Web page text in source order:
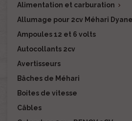
Alimentation et carburation 
Allumage pour 2cv Méhari
Ampoules 12 et 6 volts
Autocollants 2cv
Avertisseurs
Bâches de Méhari
Boites de vitesse
Câbles